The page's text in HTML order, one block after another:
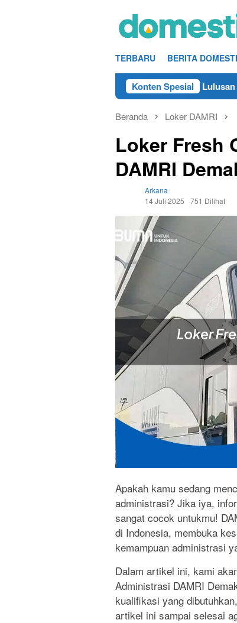
TERBARU BERITA
Konten Spesial
Teknisi/Mekanik DAMRI Lulusan SMA/SMK
Beranda Loker DAMRI
Loker Fresh
DAMRI
Arkana
14 Juli 2025
751 Dilihat
Apakah kamu sedang
administrasi? Jika iya,
sangat cocok untukmu!
di Indonesia, membuka
kemampuan administrasi
Dalam artikel ini, kami
Administrasi DAMRI
kualifikasi yang
artikel ini sampai selesai